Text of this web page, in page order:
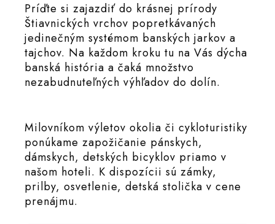
Príďte si zajazdiť do krásnej prírody
Štiavnických vrchov popretkávaných
jedinečným systémom banských jarkov a
tajchov. Na každom kroku tu na Vás dýcha
banská história a čaká množstvo
nezabudnuteľných výhľadov do dolín.
Milovníkom výletov okolia či cykloturistiky
ponúkame zapožičanie pánskych,
dámskych, detských bicyklov priamo v
našom hoteli. K dispozícii sú zámky,
prilby, osvetlenie, detská stolička v cene
prenájmu.